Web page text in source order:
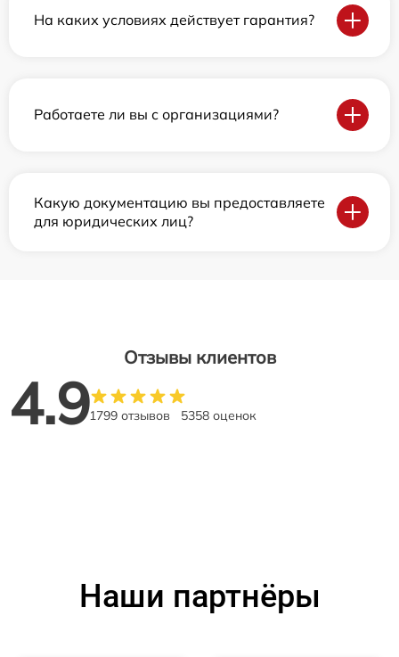
На каких условиях действует гарантия?
Работаете ли вы с организациями?
Какую документацию вы предоставляете
для юридических лиц?
Отзывы клиентов
4.91799 отзывов 5358 оценок
Наши партнёры